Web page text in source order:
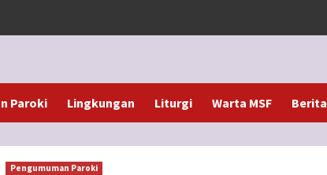
Paroki Lingkungan Liturgi Warta MSF Berita
Pengumuman Paroki